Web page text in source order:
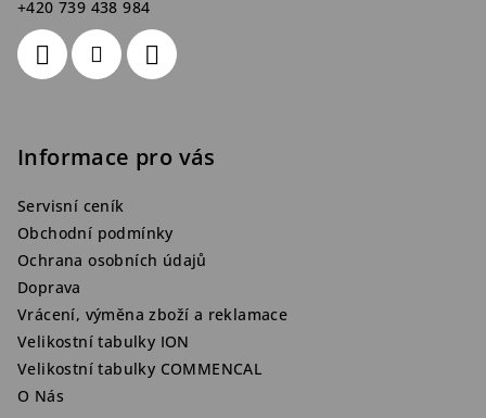
+420 739 438 984
Informace pro vás
Servisní ceník
Obchodní podmínky
Ochrana osobních údajů
Doprava
Vrácení, výměna zboží a reklamace
Velikostní tabulky ION
Velikostní tabulky COMMENCAL
O Nás